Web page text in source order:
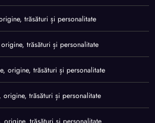
trăsături și personalitate
trăsături și personalitate
origine, trăsături și personalitate
origine, trăsături și personalitate